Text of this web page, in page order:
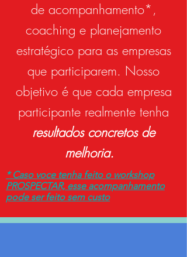
de acompanhamento*,
coaching e planejamento
estratégico para as empresas
que participarem. Nosso
objetivo é que cada empresa
participante realmente tenha
resultados concretos de
melhoria.
* Caso voce tenha feito o workshop
PROSPECTAR, esse acompanhamento
pode ser feito sem custo